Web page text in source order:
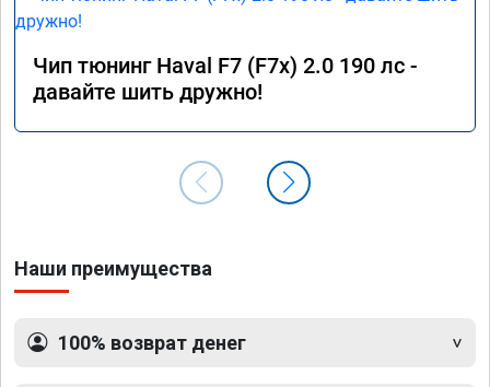
Чип тюнинг Haval F7 (F7x) 2.0 190 лс -
давайте шить дружно!
Наши преимущества
100% возврат денег